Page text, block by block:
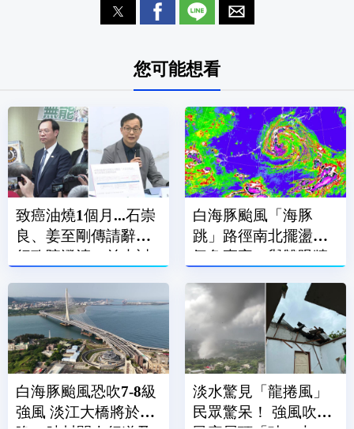
您可能想看
致癌油燒1個月...石崇
良、姜至剛傳請辭？
行政院澄清：並未討
白海豚颱風「海豚
跳」路徑南北擺盪
氣象專家：與雙眼牆
白海豚颱風恐吹7-8級
強風 淡江大橋將於今
淡水驚見「龍捲風」
民眾驚呆！ 強風吹飛